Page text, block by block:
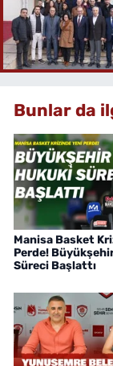
Bunlar da
Manisa Basket
Perde!
Süreci Başlattı